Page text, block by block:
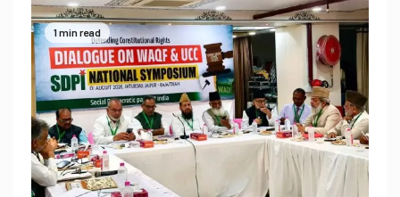
1 min read